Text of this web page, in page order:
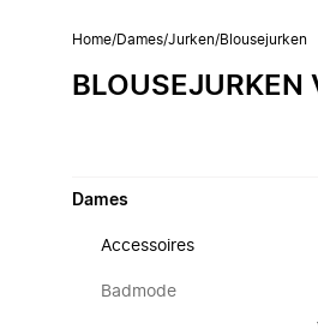
Home/Dames/Jurken/Blousejurken
BLOUSEJURKEN
Dames
Accessoires
Badmode